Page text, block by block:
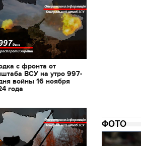
с фронта от
ВСУ на утро 997-
войны 16 ноября
года
ФОТО